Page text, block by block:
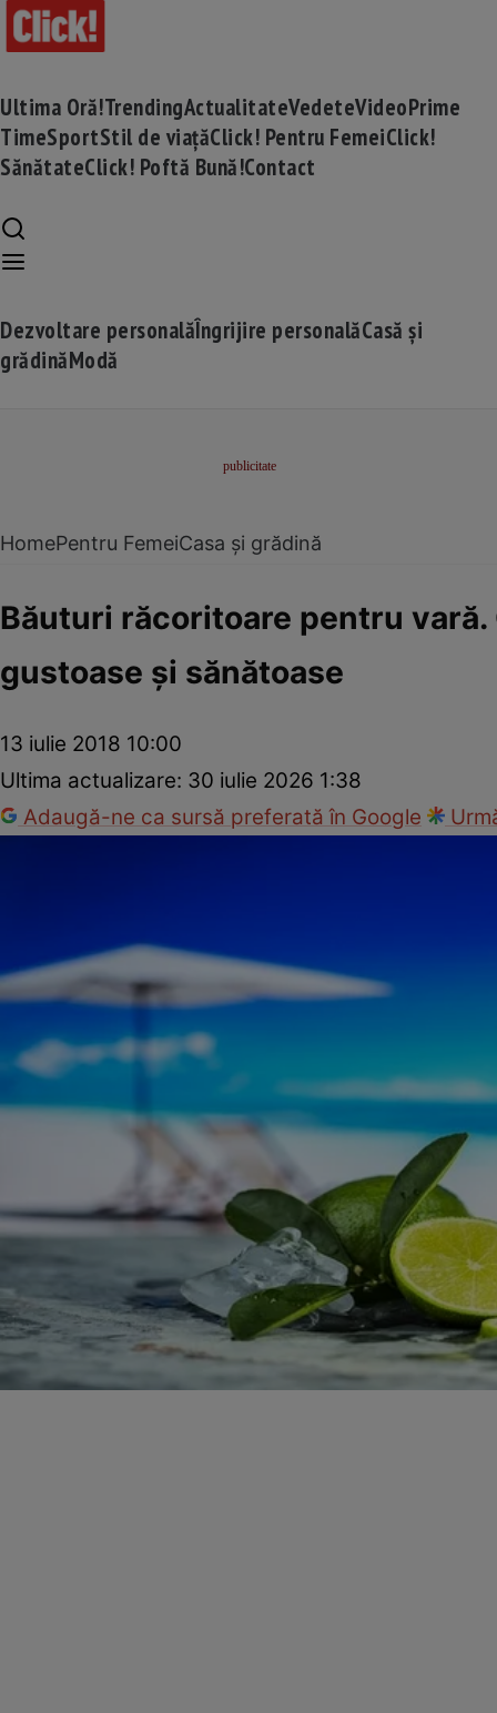
Ultima Oră!TrendingActualitateVedeteVideoPrime
TimeSportStil de viațăClick! Pentru FemeiClick!
SănătateClick! Poftă Bună!Contact
Dezvoltare personalăÎngrijire personalăCasă și
grădinăModă
HomePentru FemeiCasa și grădină
Băuturi răcoritoare pentru
gustoase şi sănătoase
13 iulie 2018 10:00
Ultima actualizare: 30 iulie 2026 1:38
Adaugă-ne ca sursă preferată în Google